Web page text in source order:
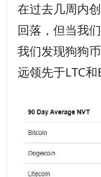
在过去几周内
回落，但当我
我们发现狗狗
远领先于LTC和